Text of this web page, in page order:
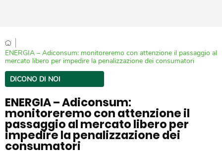
ENERGIA – Adiconsum: monitoreremo con attenzione il passaggio al
mercato libero per impedire la penalizzazione dei consumatori
DICONO DI NOI
ENERGIA – Adiconsum:
monitoreremo con attenzione il
passaggio al mercato libero per
impedire la penalizzazione dei
consumatori